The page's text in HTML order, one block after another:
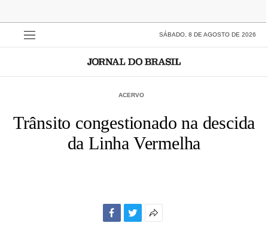
SÁBADO, 8 DE AGOSTO DE 2026
ACERVO
Trânsito congestionado na descida
da Linha Vermelha